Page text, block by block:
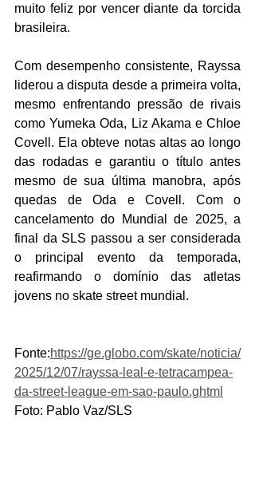
muito feliz por vencer diante da torcida
brasileira.
Com desempenho consistente, Rayssa
liderou a disputa desde a primeira volta,
mesmo enfrentando pressão de rivais
como Yumeka Oda, Liz Akama e Chloe
Covell. Ela obteve notas altas ao longo
das rodadas e garantiu o título antes
mesmo de sua última manobra, após
quedas de Oda e Covell. Com o
cancelamento do Mundial de 2025, a
final da SLS passou a ser considerada
o principal evento da temporada,
reafirmando o domínio das atletas
jovens no skate street mundial.
Fonte:https://ge.globo.com/skate/noticia/
2025/12/07/rayssa-leal-e-tetracampea-
da-street-league-em-sao-paulo.ghtml
Foto: Pablo Vaz/SLS